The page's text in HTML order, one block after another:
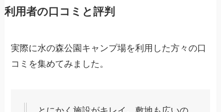
利用者の口コミと評判
実際に水の森公園キャンプ場を利用した方々の口
コミを集めてみました。